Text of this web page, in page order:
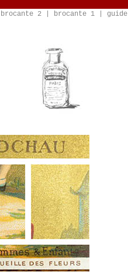
brocante 2 brocante 1 guide